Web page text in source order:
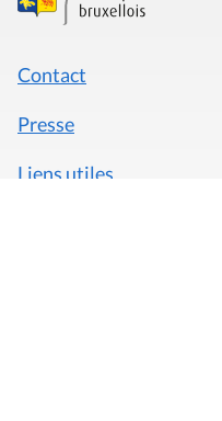
Contact
Presse
Liens utiles